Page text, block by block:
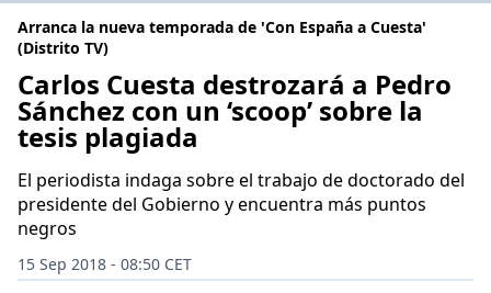
Arranca la nueva temporada de 'Con España a Cuesta'
(Distrito TV)
Carlos Cuesta destrozará a Pedro
Sánchez con un ‘scoop’ sobre la
tesis plagiada
El periodista indaga sobre el trabajo de doctorado del
presidente del Gobierno y encuentra más puntos
negros
15 Sep 2018 - 08:50 CET